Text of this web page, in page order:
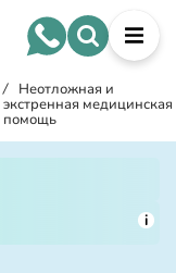
/ Неотложная и
экстренная медицинская
помощь
i